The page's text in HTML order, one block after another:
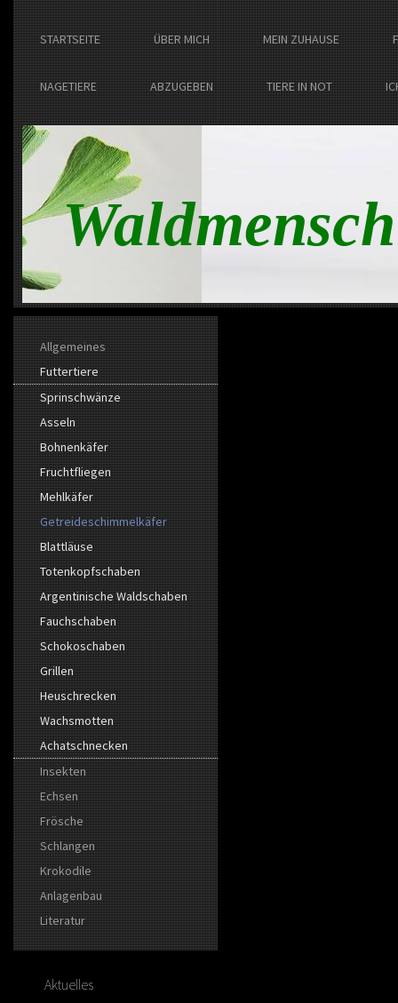
STARTSEITE ÜBER MICH MEIN ZUHAUSE
NAGETIERE ABZUGEBEN TIERE IN NOT
Waldmensch
Allgemeines
Futtertiere
Sprinschwänze
Asseln
Bohnenkäfer
Fruchtfliegen
Mehlkäfer
Getreideschimmelkäfer
Blattläuse
Totenkopfschaben
Argentinische Waldschaben
Fauchschaben
Schokoschaben
Grillen
Heuschrecken
Wachsmotten
Achatschnecken
Insekten
Echsen
Frösche
Schlangen
Krokodile
Anlagenbau
Literatur
Aktuelles